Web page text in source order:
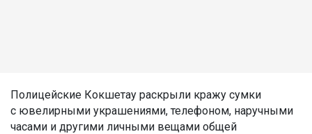
Полицейские Кокшетау раскрыли кражу сумки
с ювелирными украшениями, телефоном, наручными
часами и другими личными вещами общей